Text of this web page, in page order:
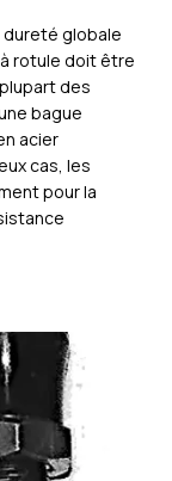
dureté globale
rotule doit être
des
bague
acier
cas, les
pour la